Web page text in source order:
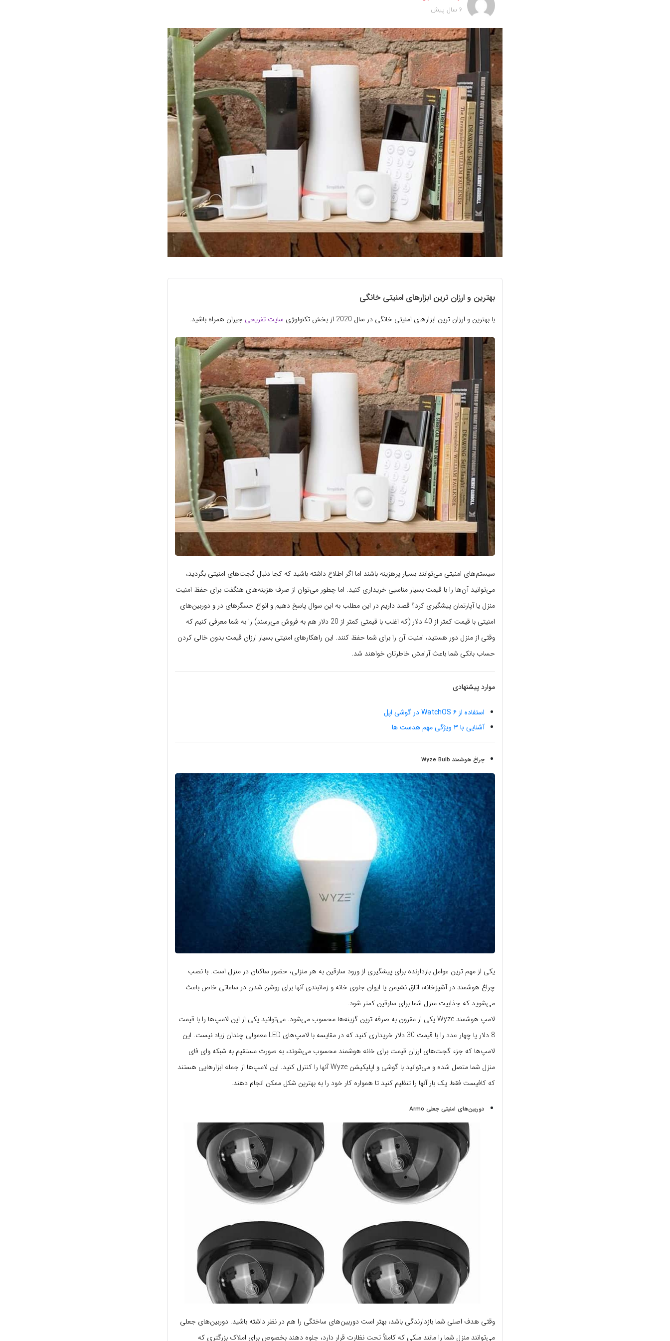
6 سال پیش
بهترین و ارزان ترین ابزارهای امنیتی خانگی
با بهترین و ارزان ترین ابزارهای امنیتی خانگی در سال 2020 از بخش تکنولوژی سایت تفریحی جیران همراه باشید.
سیستم‌های امنیتی می‌توانند بسیار پرهزینه باشند اما اگر اطلاع داشته باشید که کجا دنبال گجت‌های امنیتی بگردید،
می‌توانید آن‌ها را با قیمت بسیار مناسبی خریداری کنید. اما چطور می‌توان از صرف هزینه‌های هنگفت برای حفظ امنیت
منزل یا آپارتمان پیشگیری کرد؟ قصد داریم در این مطلب به این سوال پاسخ دهیم و انواع حسگرهای در و دوربین‌های
امنیتی با قیمت کمتر از 40 دلار (که اغلب با قیمتی کمتر از 20 دلار هم به فروش می‌رسند) را به شما معرفی کنیم که
وقتی از منزل دور هستید، امنیت آن را برای شما حفظ کنند. این راهکارهای امنیتی بسیار ارزان قیمت بدون خالی کردن
حساب بانکی شما باعث آرامش خاطرتان خواهند شد.
موارد پیشنهادی
استفاده از WatchOS ۶ در گوشی اپل
آشنایی با ۳ ویژگی مهم هدست ها
چراغ هوشمند Wyze Bulb
یکی از مهم ترین عوامل بازدارنده برای پیشگیری از ورود سارقین به هر منزلی، حضور ساکنان در منزل است. با نصب
چراغ هوشمند در آشپزخانه، اتاق نشیمن یا ایوان جلوی خانه و زمانبندی آنها برای روشن شدن در ساعاتی خاص باعث
می‌شوید که جذابیت منزل شما برای سارقین کمتر شود.
لامپ هوشمند Wyze یکی از مقرون به صرفه ترین گزینه‌ها محسوب می‌شود. می‌توانید یکی از این لامپ‌ها را با قیمت
8 دلار یا چهار عدد را با قیمت 30 دلار خریداری کنید که در مقایسه با لامپ‌های LED معمولی چندان زیاد نیست. این
لامپ‌ها که جزء گجت‌های ارزان قیمت برای خانه هوشمند محسوب می‌شوند، به صورت مستقیم به شبکه وای فای
منزل شما متصل شده و می‌توانید با گوشی و اپلیکیشن Wyze آنها را کنترل کنید. این لامپ‌ها از جمله ابزارهایی هستند
که کافیست فقط یک بار آنها را تنظیم کنید تا همواره کار خود را به بهترین شکل ممکن انجام دهند.
دوربین‌های امنیتی جعلی Armo
وقتی هدف اصلی شما بازدارندگی باشد، بهتر است دوربین‌های ساختگی را هم در نظر داشته باشید. دوربین‌های جعلی
می‌توانند منزل شما را مانند ملکی که کاملاً تحت نظارت قرار دارد، جلوه دهند بخصوص برای املاک بزرگتری که